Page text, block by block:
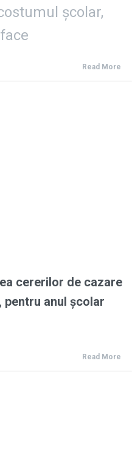
școlar,
Read More
cererilor de cazare
anul școlar
Read More